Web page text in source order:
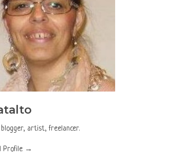
blogger, artist, freelancer.
Profile →